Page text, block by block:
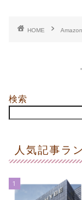
HOME Amazon
検索
人気記事ラ
1